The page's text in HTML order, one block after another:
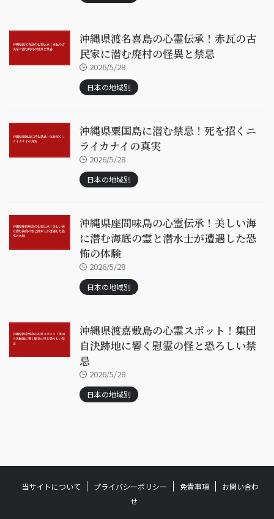
沖縄県渡名喜島の心霊伝承！赤瓦の古
民家に潜む廃村の怪異と禁忌
2026/5/28
日本の地域別
沖縄県粟国島に潜む禁忌！死を招くニ
ライカナイの真実
2026/5/28
日本の地域別
沖縄県座間味島の心霊伝承！美しい海
に潜む海底の霊と潜水士が遭遇した恐
怖の体験
2026/5/28
日本の地域別
沖縄県渡嘉敷島の心霊スポット！集団
自決跡地に響く慰霊の怪と恐ろしい禁
忌
2026/5/28
日本の地域別
当サイトについて プライバシーポリシー 免責事項
お問い合わ
せ